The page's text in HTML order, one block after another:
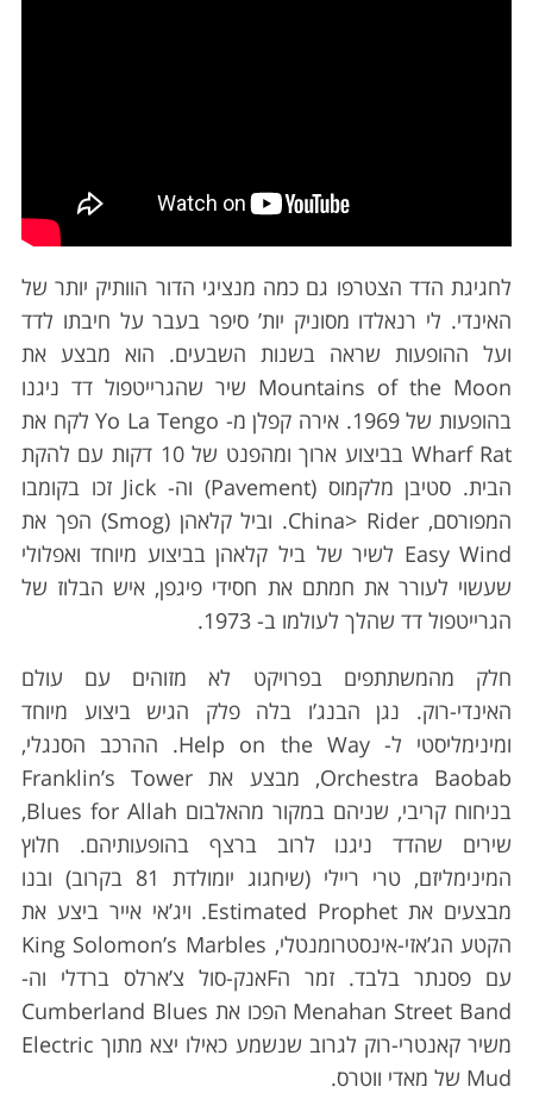
לחגיגת הדד הצטרפו גם כמה מנציגי הדור הוותיק יותר של
האינדי. לי רנאלדו מסוניק יות’ סיפר בעבר על חיבתו לדד
ועל ההופעות שראה בשנות השבעים. הוא מבצע את
Mountains of the Moon שיר שהגרייטפול דד ניגנו
בהופעות של 1969. אירה קפלן מ- Yo La Tengo לקח את
Wharf Rat בביצוע ארוך ומהפנט של 10 דקות עם להקת
הבית. סטיבן מלקמוס (Pavement) וה- Jick זכו בקומבו
המפורסם, China> Rider. וביל קלאהן (Smog) הפך את
Easy Wind לשיר של ביל קלאהן בביצוע מיוחד ואפלולי
שעשוי לעורר את חמתם את חסידי פיגפן, איש הבלוז של
הגרייטפול דד שהלך לעולמו ב- 1973.
חלק מהמשתתפים בפרויקט לא מזוהים עם עולם
האינדי-רוק. נגן הבנג’ו בלה פלק הגיש ביצוע מיוחד
ומינימליסטי ל- Help on the Way. ההרכב הסנגלי,
Orchestra Baobab, מבצע את Franklin’s Tower
בניחוח קריבי, שניהם במקור מהאלבום Blues for Allah,
שירים שהדד ניגנו לרוב ברצף בהופעותיהם. חלוץ
המינימליזם, טרי ריילי (שיחגוג יומולדת 81 בקרוב) ובנו
מבצעים את Estimated Prophet. ויג’אי אייר ביצע את
הקטע הג’אזי-אינסטרומנטלי, King Solomon’s Marbles
עם פסנתר בלבד. זמר הFאנק-סול צ’ארלס ברדלי וה-
Menahan Street Band הפכו את Cumberland Blues
משיר קאנטרי-רוק לגרוב שנשמע כאילו יצא מתוך Electric
Mud של מאדי ווטרס.